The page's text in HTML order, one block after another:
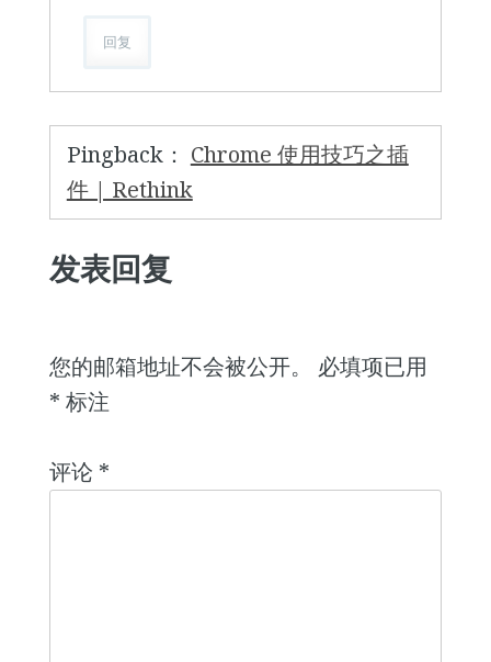
回复
Pingback： Chrome 使用技巧之插
件 | Rethink
发表回复
您的邮箱地址不会被公开。
必填项已用
* 标注
评论 *